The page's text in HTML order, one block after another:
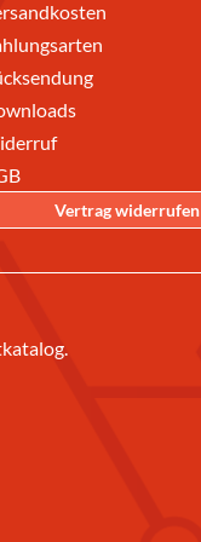
Vertrag widerrufen